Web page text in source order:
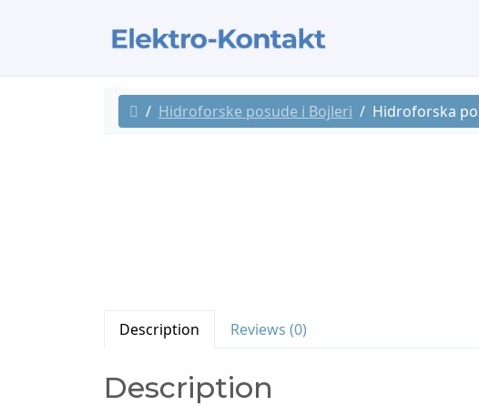
Hidroforske posude i Bojleri Hidroforska
Description Reviews (0)
Description